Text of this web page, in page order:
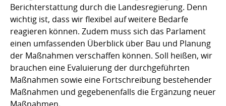
Berichterstattung durch die Landesregierung. Denn
wichtig ist, dass wir flexibel auf weitere Bedarfe
reagieren können. Zudem muss sich das Parlament
einen umfassenden Überblick über Bau und Planung
der Maßnahmen verschaffen können. Soll heißen, wir
brauchen eine Evaluierung der durchgeführten
Maßnahmen sowie eine Fortschreibung bestehender
Maßnahmen und gegebenenfalls die Ergänzung neuer